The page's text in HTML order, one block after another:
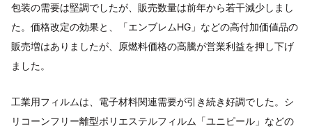
包装の需要は堅調でしたが、販売数量は前年から若干減少しまし
た。価格改定の効果と、「エンブレムHG」などの高付加価値品の
販売増はありましたが、原燃料価格の高騰が営業利益を押し下げ
ました。
工業用フィルムは、電子材料関連需要が引き続き好調でした。シ
リコーンフリー離型ポリエステルフィルム「ユニピール」などの